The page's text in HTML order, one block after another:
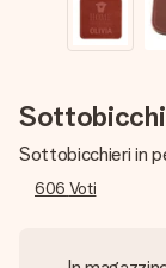
Sottobicchieri in
606 Voti